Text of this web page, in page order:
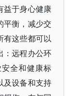
益于身心健康
平衡，减少交
有这些都可以
：远程办公环
全和健康标
及设备和支持